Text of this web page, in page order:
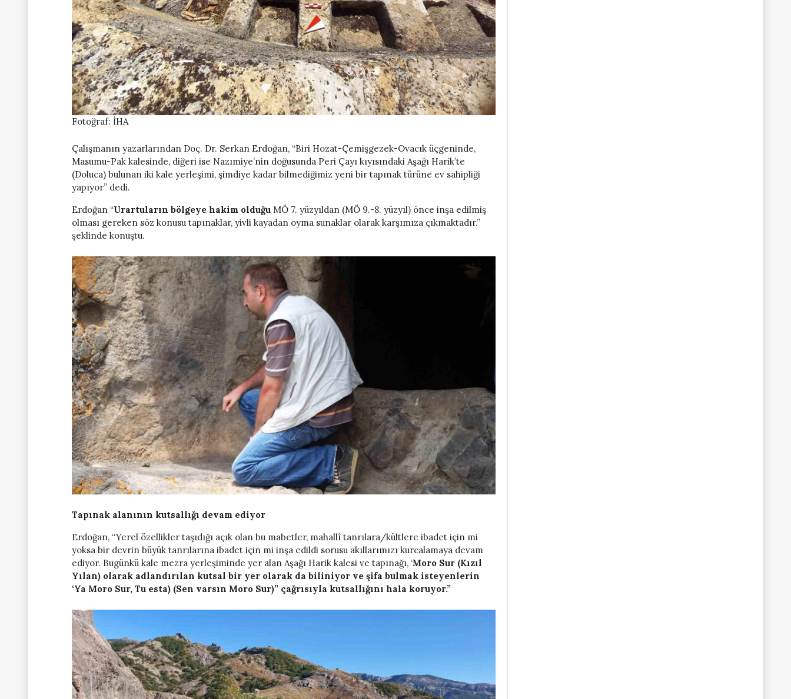
Fotoğraf: İHA
Çalışmanın yazarlarından Doç. Dr. Serkan Erdoğan, “Biri Hozat-Çemişgezek-Ovacık üçgeninde,
Masumu-Pak kalesinde, diğeri ise Nazımiye’nin doğusunda Peri Çayı kıyısındaki Aşağı Harik’te
(Doluca) bulunan iki kale yerleşimi, şimdiye kadar bilmediğimiz yeni bir tapınak türüne ev sahipliği
yapıyor” dedi.
Erdoğan “Urartuların bölgeye hakim olduğu MÖ 7. yüzyıldan (MÖ 9.-8. yüzyıl) önce inşa edilmiş
olması gereken söz konusu tapınaklar, yivli kayadan oyma sunaklar olarak karşımıza çıkmaktadır.”
şeklinde konuştu.
Tapınak alanının kutsallığı devam ediyor
Erdoğan, “Yerel özellikler taşıdığı açık olan bu mabetler, mahallî tanrılara/kültlere ibadet için mi
yoksa bir devrin büyük tanrılarına ibadet için mi inşa edildi sorusu akıllarımızı kurcalamaya devam
ediyor. Bugünkü kale mezra yerleşiminde yer alan Aşağı Harik kalesi ve tapınağı, ‘Moro Sur (Kızıl
Yılan) olarak adlandırılan kutsal bir yer olarak da biliniyor ve şifa bulmak isteyenlerin
‘Ya Moro Sur, Tu esta) (Sen varsın Moro Sur)” çağrısıyla kutsallığını hala koruyor.”